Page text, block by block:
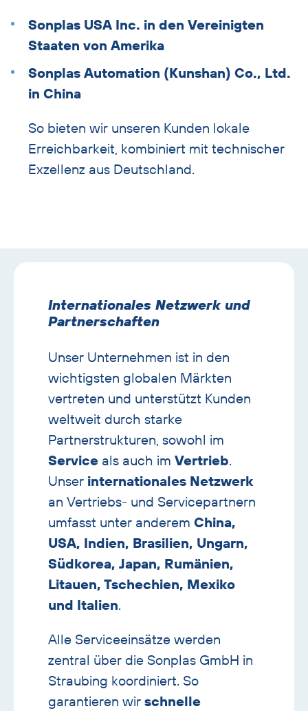
Sonplas USA Inc. in den Vereinigten
Staaten von Amerika
Sonplas Automation (Kunshan) Co., Ltd.
in China
So bieten wir unseren Kunden lokale
Erreichbarkeit, kombiniert mit technischer
Exzellenz aus Deutschland.
Internationales Netzwerk und
Partnerschaften
Unser Unternehmen ist in den
wichtigsten globalen Märkten
vertreten und unterstützt Kunden
weltweit durch starke
Partnerstrukturen, sowohl im
Service als auch im Vertrieb.
Unser internationales Netzwerk
an Vertriebs- und Servicepartnern
umfasst unter anderem China,
USA, Indien, Brasilien, Ungarn,
Südkorea, Japan, Rumänien,
Litauen, Tschechien, Mexiko
und Italien.
Alle Serviceeinsätze werden
zentral über die Sonplas GmbH in
Straubing koordiniert. So
garantieren wir schnelle